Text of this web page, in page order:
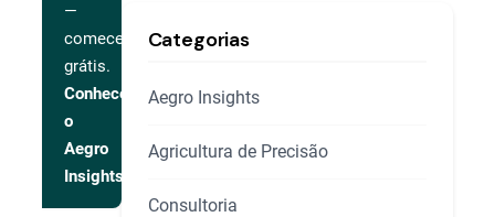
—
comece
grátis.
Conhecer
o
Aegro
Insights
Categorias
Aegro Insights
Agricultura de Precisão
Consultoria